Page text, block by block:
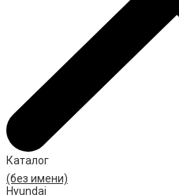
Каталог
(без имени)
Hyundai